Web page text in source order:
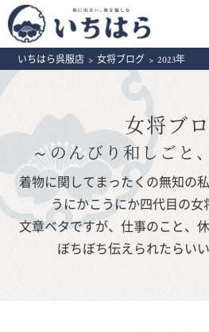
いちはら呉服店 > 女将ブログ > 2023年
女将ブ
～のんびり和しごと
着物に関してまったくの無知の
うにかこうにか四代目の女
文章ベタですが、仕事のこと、
ぼちぼち伝えられたらい